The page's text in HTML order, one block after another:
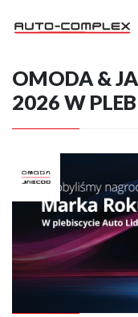
Samochody
Części i Akcesoria
Firma
Likwidacja szkód
OMODA &
2026 W